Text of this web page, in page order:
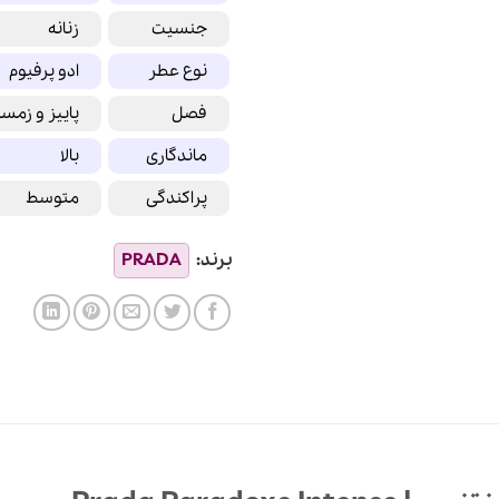
جنسیت
زنانه
نوع عطر
ادو پرفیوم
فصل
پاییز و
ماندگاری
بالا
پراکندگی
متوسط